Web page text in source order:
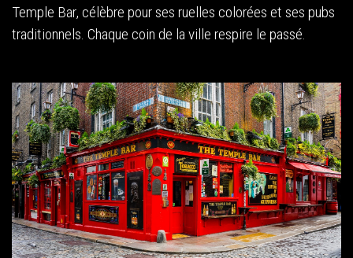
Temple Bar, célèbre pour ses ruelles colorées et ses pubs
traditionnels. Chaque coin de la ville respire le passé.